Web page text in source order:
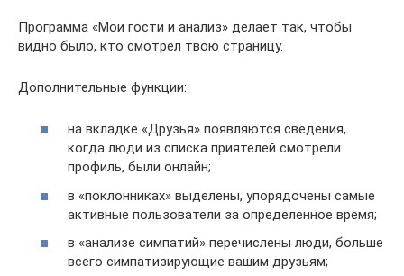
Программа «Мои гости и анализ» делает так, чтобы
видно было, кто смотрел твою страницу.
Дополнительные функции:
на вкладке «Друзья» появляются сведения,
когда люди из списка приятелей смотрели
профиль, были онлайн;
в «поклонниках» выделены, упорядочены самые
активные пользователи за определенное время;
в «анализе симпатий» перечислены люди, больше
всего симпатизирующие вашим друзьям;